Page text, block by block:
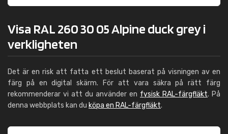
Visa RAL 260 30 05 Alpine duck grey i
verkligheten
Det är en risk att fatta ett beslut baserat på visningen av en
färg på en digital skärm. För att vara säkra på rätt färg
rekommenderar vi att du använder en fysisk RAL-färgfläkt. På
denna webbplats kan du köpa en RAL-färgfläkt.